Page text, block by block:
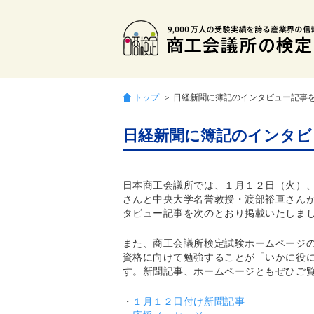
トップ ＞ 日経新聞に簿記のインタビュー記事
日経新聞に簿記のインタ
日本商工会議所では、１月１２日（火）
さんと中央大学名誉教授・渡部裕亘さん
タビュー記事を次のとおり掲載いたしまし
また、商工会議所検定試験ホームページ
資格に向けて勉強することが「いかに役
す。新聞記事、ホームページともぜひご
・ １月１２日付け新聞記事